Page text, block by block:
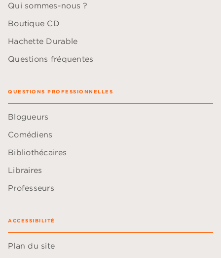
Qui sommes-nous ?
Boutique CD
Hachette Durable
Questions fréquentes
QUESTIONS PROFESSIONNELLES
Blogueurs
Comédiens
Bibliothécaires
Libraires
Professeurs
ACCESSIBILITÉ
Plan du site